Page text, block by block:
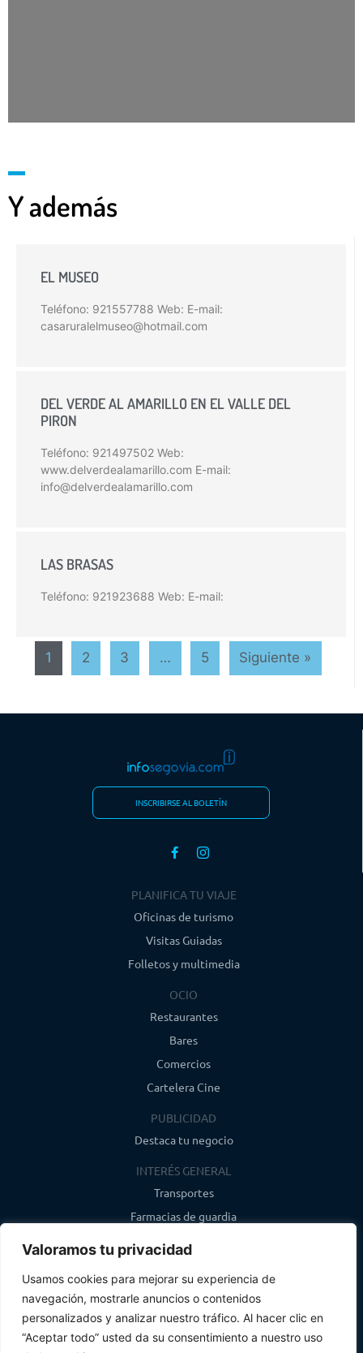
Valoramos tu privacidad
Usamos cookies para mejorar su experiencia de
navegación, mostrarle anuncios o contenidos
personalizados y analizar nuestro tráfico. Al hacer clic en
“Aceptar todo” usted da su consentimiento a nuestro uso
Y además
EL MUSEO
Teléfono: 921557788 Web: E-mail:
casaruralelmuseo@hotmail.com
DEL VERDE AL AMARILLO EN EL VALLE DEL
PIRON
Teléfono: 921497502 Web:
www.delverdealamarillo.com E-mail:
info@delverdealamarillo.com
LAS BRASAS
Teléfono: 921923688 Web: E-mail:
1 2 3 … 5 Siguiente »
INSCRIBIRSE AL BOLETÍN
PLANIFICA TU VIAJE
Oficinas de turismo
Visitas Guiadas
Folletos y multimedia
OCIO
Restaurantes
Bares
Comercios
Cartelera Cine
PUBLICIDAD
Destaca tu negocio
INTERÉS GENERAL
Transportes
Farmacias de guardia
CONTACTO
info@infosegovia.com